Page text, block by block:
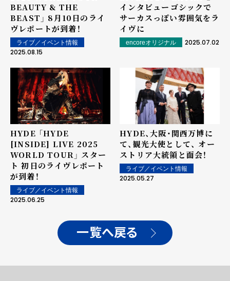
BEAUTY & THE
BEAST」 8月10日のライ
ヴレポートが到着！
ライブ／イベント情報
2025.08.15
インタビュー――ゴシックで
サーカスっぽい雰囲気をラ
イヴに
encoreオリジナル 2025.07.02
HYDE 「HYDE
[INSIDE] LIVE 2025
WORLD TOUR」 スター
ト 初日のライヴレポート
が到着！
ライブ／イベント情報
2025.06.25
HYDE、大阪・関西万博に
て、観光大使として、 オー
ストリア大統領と面会！
ライブ／イベント情報
2025.05.27
一覧へ戻る